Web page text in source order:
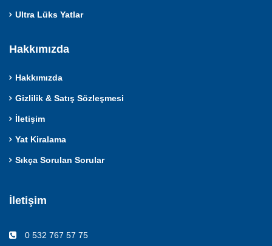
Ultra Lüks Yatlar
Hakkımızda
Hakkımızda
Gizlilik & Satış Sözleşmesi
İletişim
Yat Kiralama
Sıkça Sorulan Sorular
İletişim
0 532 767 57 75